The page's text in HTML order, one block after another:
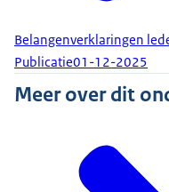
Belangenverklaringen
Publicatie01-12-2025
Meer over dit